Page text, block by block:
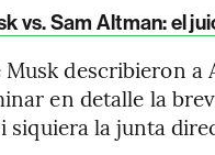
vs. Sam Altman: el
Musk describieron
en detalle la
siquiera la junta